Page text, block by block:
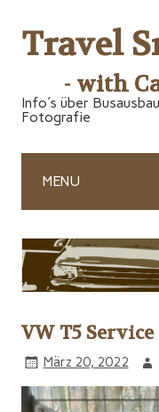
Travel
- with
Info's über
Fotografie
MENU
VW T5
März 20, 2022